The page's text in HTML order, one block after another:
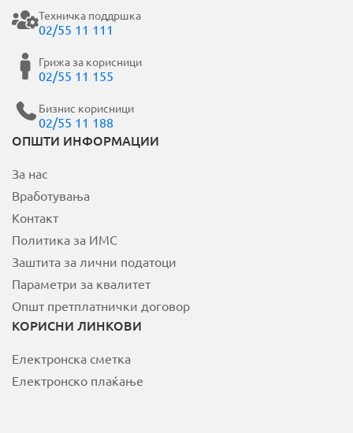
ТЕЛЕВИЗИЈА
ТЕЛЕФОНИЈА
MOJ НЕОТЕЛ
Плати сметка
За Неотел
Техничка поддршка
02/55 11 111
Грижа за корисници
02/55 11 155
Бизнис корисници
02/55 11 188
ОПШТИ ИНФОРМАЦИИ
За нас
Вработувања
Контакт
Политика за ИМС
Заштита за лични податоци
Параметри за квалитет
Општ претплатнички договор
КОРИСНИ ЛИНКОВИ
Електронска сметка
Електронско плаќање